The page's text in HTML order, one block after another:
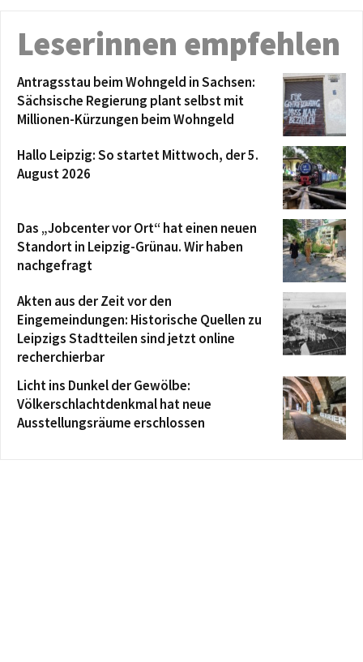
Leserinnen empfehlen
Antragsstau beim Wohngeld in Sachsen:
Sächsische Regierung plant selbst mit
Millionen-Kürzungen beim Wohngeld
Hallo Leipzig: So startet Mittwoch, der 5.
August 2026
Das „Jobcenter vor Ort“ hat einen neuen
Standort in Leipzig-Grünau. Wir haben
nachgefragt
Akten aus der Zeit vor den
Eingemeindungen: Historische Quellen zu
Leipzigs Stadtteilen sind jetzt online
recherchierbar
Licht ins Dunkel der Gewölbe:
Völkerschlachtdenkmal hat neue
Ausstellungsräume erschlossen